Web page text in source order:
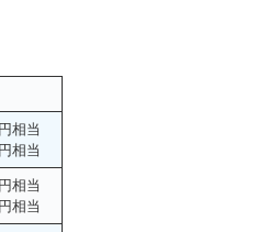
相当
相当
相当
相当